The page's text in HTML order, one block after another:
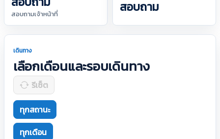
สอบถามเจ้าหน้าที่ สอบถาม
เดินทาง
เลือกเดือนและรอบเดินทาง
รีเซ็ต
ทุกสถานะ
ทุกเดือน